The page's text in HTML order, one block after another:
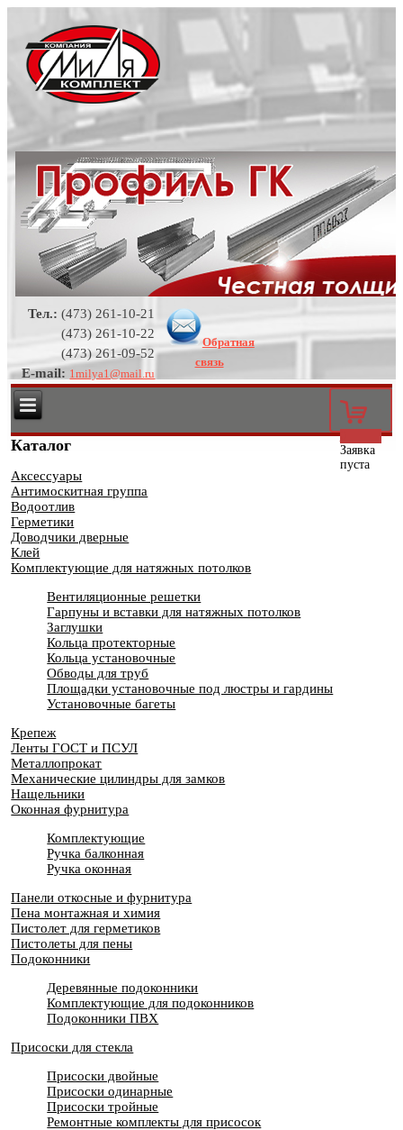
Тел.: (473) 261-10-21
(473) 261-10-22
(473) 261-09-52
E-mail: 1milya1@mail.ru
Обратная
связь
0
Заявка
пуста
Каталог
Аксессуары
Антимоскитная группа
Водоотлив
Герметики
Доводчики дверные
Клей
Комплектующие для натяжных потолков
Вентиляционные решетки
Гарпуны и вставки для натяжных потолков
Заглушки
Кольца протекторные
Кольца установочные
Обводы для труб
Площадки установочные под люстры и гардины
Установочные багеты
Крепеж
Ленты ГОСТ и ПСУЛ
Металлопрокат
Механические цилиндры для замков
Нащельники
Оконная фурнитура
Комплектующие
Ручка балконная
Ручка оконная
Панели откосные и фурнитура
Пена монтажная и химия
Пистолет для герметиков
Пистолеты для пены
Подоконники
Деревянные подоконники
Комплектующие для подоконников
Подоконники ПВХ
Присоски для стекла
Присоски двойные
Присоски одинарные
Присоски тройные
Ремонтные комплекты для присосок